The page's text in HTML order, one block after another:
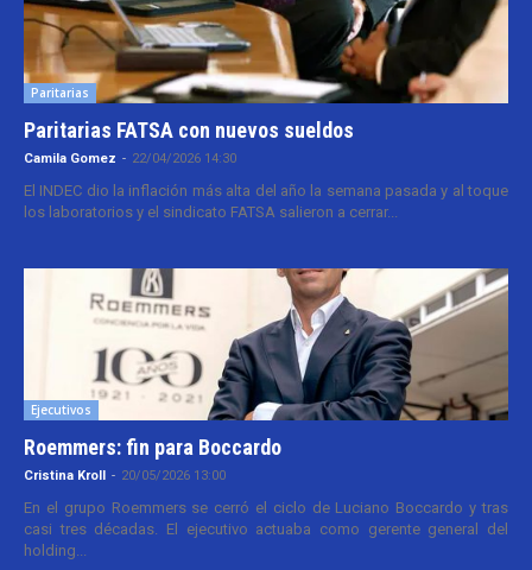
Paritarias
Paritarias FATSA con nuevos sueldos
Camila Gomez - 22/04/2026 14:30
El INDEC dio la inflación más alta del año la semana pasada y al toque
los laboratorios y el sindicato FATSA salieron a cerrar...
Ejecutivos
Roemmers: fin para Boccardo
Cristina Kroll - 20/05/2026 13:00
En el grupo Roemmers se cerró el ciclo de Luciano Boccardo y tras
casi tres décadas. El ejecutivo actuaba como gerente general del
holding...